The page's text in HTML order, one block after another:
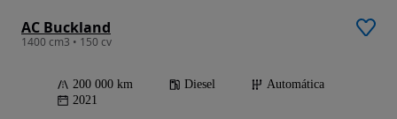
AC Buckland
1400 cm3 • 150 cv
200 000 km Diesel
Automática
2021